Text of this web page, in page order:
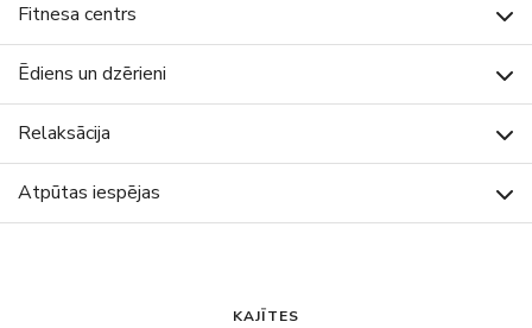
Fitnesa centrs
Ēdiens un dzērieni
Relaksācija
Atpūtas iespējas
KAJĪTES